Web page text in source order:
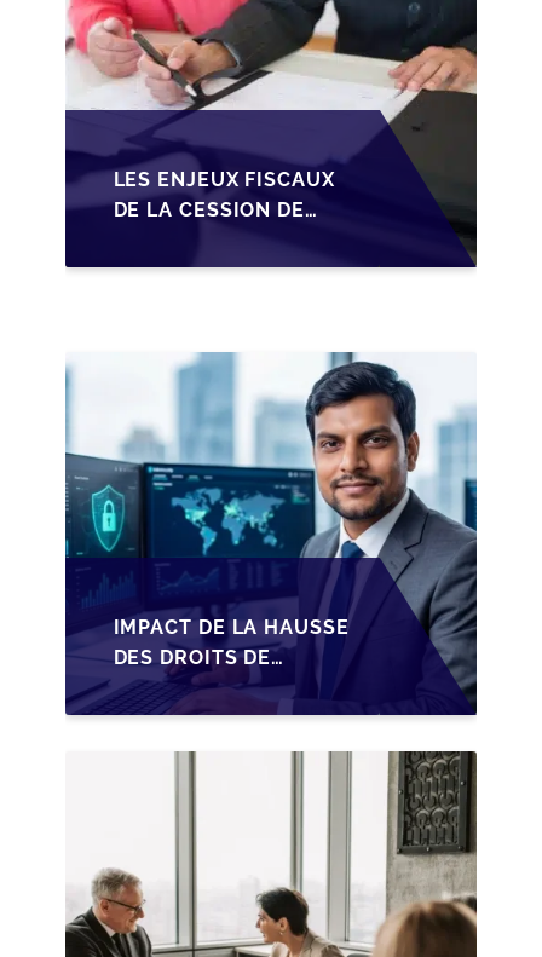
LES ENJEUX FISCAUX
DE LA CESSION DE
LES DIRIGEANTS DE
IMPACT DE LA HAUSSE
DES DROITS DE
SUCCESSION EN
WALLONIE SUR LA
TRANSMISSION